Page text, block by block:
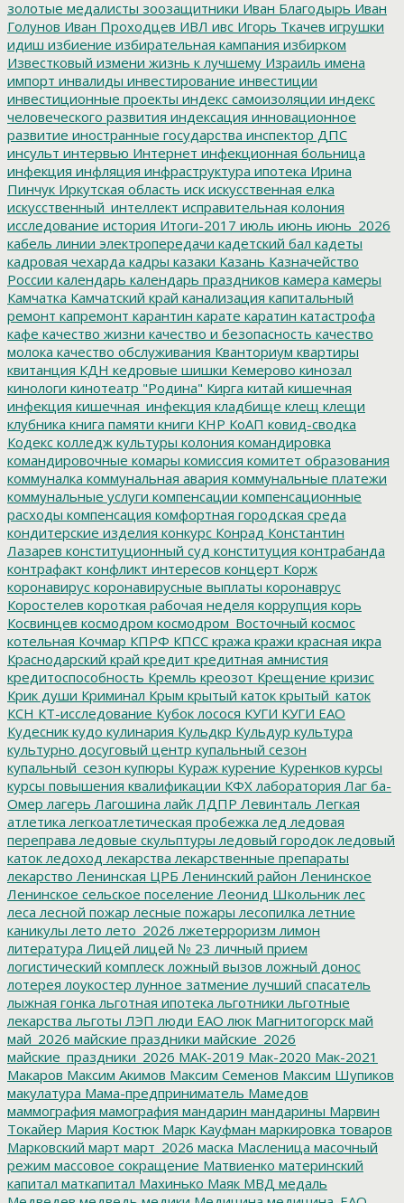
золотые медалисты зоозащитники Иван Благодырь Иван
Голунов Иван Проходцев ИВЛ ивс Игорь Ткачев игрушки
идиш избиение избирательная кампания избирком
Известковый измени жизнь к лучшему Израиль имена
импорт инвалиды инвестирование инвестиции
инвестиционные проекты индекс самоизоляции индекс
человеческого развития индексация инновационное
развитие иностранные государства инспектор ДПС
инсульт интервью Интернет инфекционная больница
инфекция инфляция инфраструктура ипотека Ирина
Пинчук Иркутская область иск искусственная елка
искусственный_интеллект исправительная колония
исследование история Итоги-2017 июль июнь июнь_2026
кабель линии электропередачи кадетский бал кадеты
кадровая чехарда кадры казаки Казань Казначейство
России календарь календарь праздников камера камеры
Камчатка Камчатский край канализация капитальный
ремонт капремонт карантин карате каратин катастрофа
кафе качество жизни качество и безопасность качество
молока качество обслуживания Кванториум квартиры
квитанция КДН кедровые шишки Кемерово кинозал
кинологи кинотеатр "Родина" Кирга китай кишечная
инфекция кишечная_инфекция кладбище клещ клещи
клубника книга памяти книги КНР КоАП ковид-сводка
Кодекс колледж культуры колония командировка
командировочные комары комиссия комитет образования
коммуналка коммунальная авария коммунальные платежи
коммунальные услуги компенсации компенсационные
расходы компенсация комфортная городская среда
кондитерские изделия конкурс Конрад Константин
Лазарев конституционный суд конституция контрабанда
контрафакт конфликт интересов концерт Корж
коронавирус коронавирусные выплаты коронаврус
Коростелев короткая рабочая неделя коррупция корь
Косвинцев космодром космодром_Восточный космос
котельная Кочмар КПРФ КПСС кража кражи красная икра
Краснодарский край кредит кредитная амнистия
кредитоспособность Кремль креозот Крещение кризис
Крик души Криминал Крым крытый каток крытый_каток
КСН КТ-исследование Кубок лосося КУГИ КУГИ ЕАО
Кудесник кудо кулинария Кульдкр Кульдур культура
культурно досуговый центр купальный сезон
купальный_сезон купюры Кураж курение Куренков курсы
курсы повышения квалификации КФХ лаборатория Лаг ба-
Омер лагерь Лагошина лайк ЛДПР Левинталь Легкая
атлетика легкоатлетическая пробежка лед ледовая
переправа ледовые скульптуры ледовый городок ледовый
каток ледоход лекарства лекарственные препараты
лекарство Ленинская ЦРБ Ленинский район Ленинское
Ленинское сельское поселение Леонид Школьник лес
леса лесной пожар лесные пожары лесопилка летние
каникулы лето лето_2026 лжетерроризм лимон
литература Лицей лицей № 23 личный прием
логистический комплеск ложный вызов ложный донос
лотерея лоукостер лунное затмение лучший спасатель
лыжная гонка льготная ипотека льготники льготные
лекарства льготы ЛЭП люди ЕАО люк Магнитогорск май
май_2026 майские праздники майские_2026
майские_праздники_2026 МАК-2019 Мак-2020 Мак-2021
Макаров Максим Акимов Максим Семенов Максим Шупиков
макулатура Мама-предприниматель Мамедов
маммография мамография мандарин мандарины Марвин
Токайер Мария Костюк Марк Кауфман маркировка товаров
Марковский март март_2026 маска Масленица масочный
режим массовое сокращение Матвиенко материнский
капитал маткапитал Махинько Маяк МВД медаль